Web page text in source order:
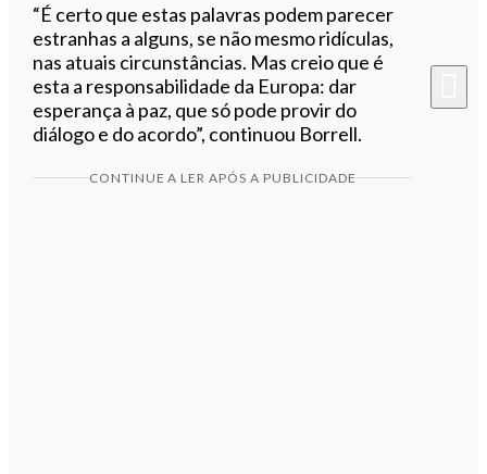
“É certo que estas palavras podem parecer
estranhas a alguns, se não mesmo ridículas,
nas atuais circunstâncias. Mas creio que é
esta a responsabilidade da Europa: dar
esperança à paz, que só pode provir do
diálogo e do acordo”, continuou Borrell.
CONTINUE A LER APÓS A PUBLICIDADE